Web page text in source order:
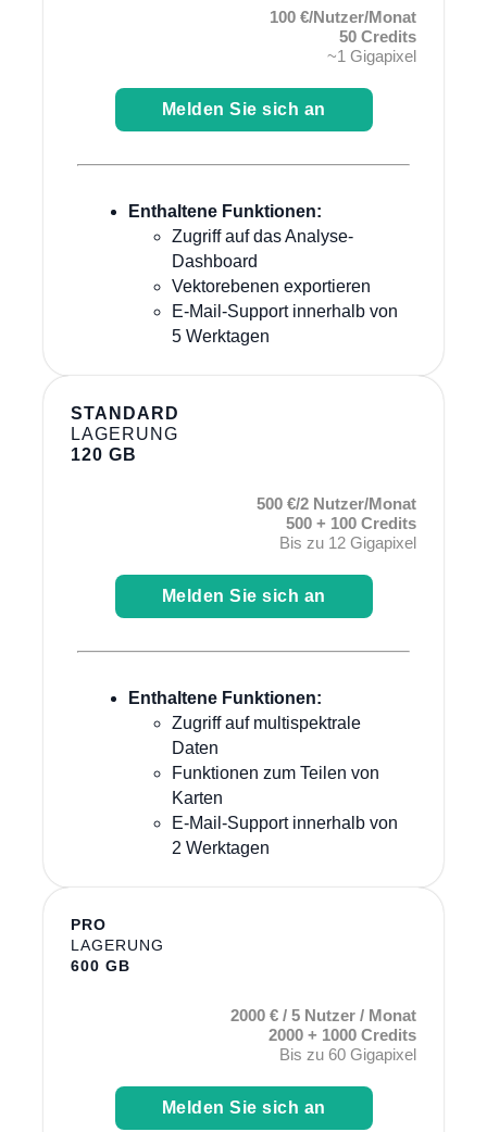
100 €/Nutzer/Monat
50 Credits
~1 Gigapixel
Melden Sie sich an
Enthaltene Funktionen:
Zugriff auf das Analyse-
Dashboard
Vektorebenen exportieren
E-Mail-Support innerhalb von
5 Werktagen
STANDARD
LAGERUNG
120 GB
500 €/2 Nutzer/Monat
500 + 100 Credits
Bis zu 12 Gigapixel
Melden Sie sich an
Enthaltene Funktionen:
Zugriff auf multispektrale
Daten
Funktionen zum Teilen von
Karten
E-Mail-Support innerhalb von
2 Werktagen
PRO
LAGERUNG
600 GB
2000 € / 5 Nutzer / Monat
2000 + 1000 Credits
Bis zu 60 Gigapixel
Melden Sie sich an